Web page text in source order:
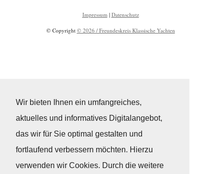
Wir bieten Ihnen ein umfangreiches,
aktuelles und informatives Digitalangebot,
das wir für Sie optimal gestalten und
fortlaufend verbessern möchten. Hierzu
verwenden wir Cookies. Durch die weitere
Impressum | Datenschutz
© Copyright © 2026 / Freundeskreis Klassische Yachten